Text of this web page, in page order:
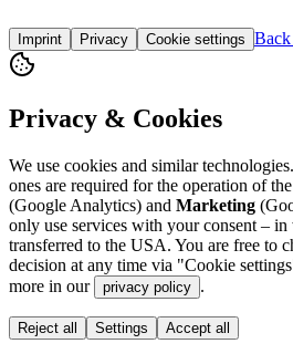
Imprint Privacy Cookie settings
Privacy & Cookies
We use cookies and similar technologies.
ones are required for the operation of
(Google Analytics) and Marketing
only use services with your consent – in
transferred to the USA. You are free to
decision at any time via "Cookie
more in our
privacy policy .
Reject all Settings Accept all